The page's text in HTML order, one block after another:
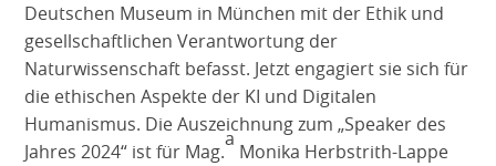
Deutschen Museum in München mit der Ethik und
gesellschaftlichen Verantwortung der
Naturwissenschaft befasst. Jetzt engagiert sie sich für
die ethischen Aspekte der KI und Digitalen
Humanismus. Die Auszeichnung zum „Speaker des
Jahres 2024“ ist für Mag.
a
Monika Herbstrith-Lappe